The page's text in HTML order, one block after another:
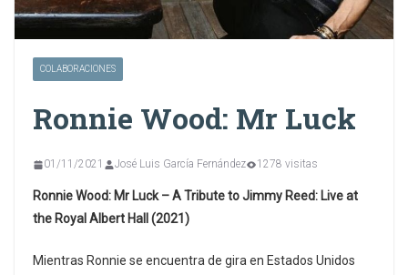
COLABORACIONES
Ronnie Wood: Mr Luck
01/11/2021 José Luis García Fernández 1278 visitas
Ronnie Wood: Mr Luck – A Tribute to Jimmy Reed: Live at
the Royal Albert Hall (2021)
Mientras Ronnie se encuentra de gira en Estados Unidos